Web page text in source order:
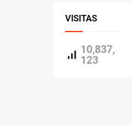
VISITAS
10,837,
123